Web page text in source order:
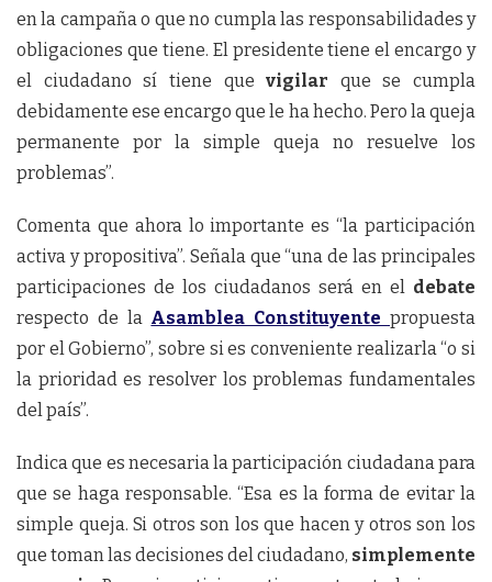
en la campaña o que no cumpla las responsabilidades y
obligaciones que tiene. El presidente tiene el encargo y
el ciudadano sí tiene quevigilar que se cumpla
debidamente ese encargo que le ha hecho. Pero la queja
permanente por la simple queja no resuelve los
problemas”.
Comenta que ahora lo importante es “la participación
activa y propositiva”. Señala que “una de las principales
participaciones de los ciudadanos será en el debate
respecto de la Asamblea Constituyentepropuesta
por el Gobierno”, sobre si es conveniente realizarla “o si
la prioridad es resolver los problemas fundamentales
del país”.
Indica que es necesaria la participación ciudadana para
que se haga responsable. “Esa es la forma de evitar la
simple queja. Si otros son los que hacen y otros son los
que toman las decisiones del ciudadano, simplemente